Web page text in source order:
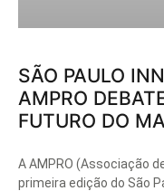
SÃO PAULO
AMPRO
FUTURO DO
A AMPRO (Associação
primeira edição do São